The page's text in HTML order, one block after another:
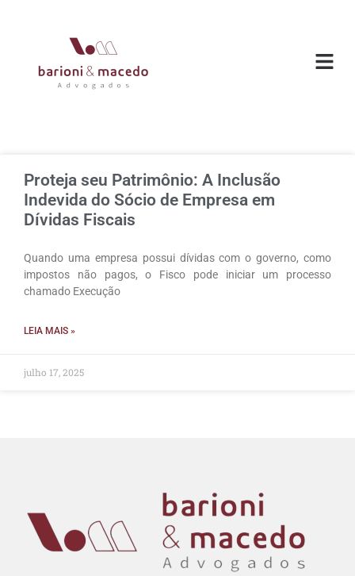
Proteja seu Patrimônio: A Inclusão
Indevida do Sócio de Empresa em
Dívidas Fiscais
Quando uma empresa possui dívidas com o governo, como
impostos não pagos, o Fisco pode iniciar um processo
chamado Execução
LEIA MAIS »
julho 17, 2025